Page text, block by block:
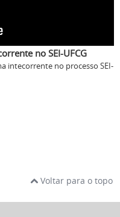
no SEI-UFCG
intecorrente no processo SEI-
Voltar para o topo